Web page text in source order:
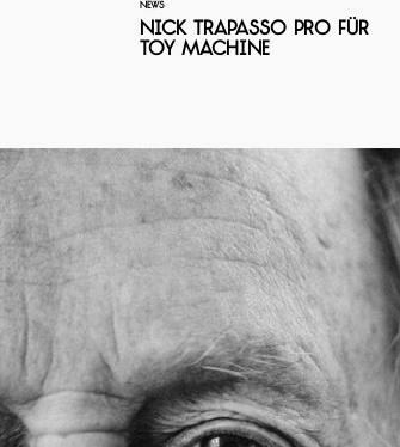
NEWS
Nick Trapasso Pro für
Toy Machine